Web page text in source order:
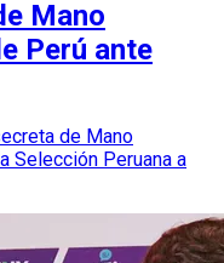
Mano
Perú ante
de Mano
Selección Peruana a